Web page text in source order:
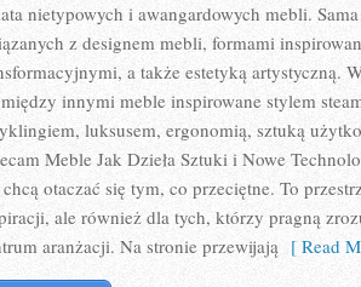
nietypowych i awangardowych mebli.
z designem mebli, formami
a także estetyką artystyczną.
innymi meble inspirowane stylem
luksusem, ergonomią, sztuką
Meble Jak Dzieła Sztuki i Nowe
otaczać się tym, co przeciętne. To
ale również dla tych, którzy pragną
aranżacji. Na stronie przewijają [ Read